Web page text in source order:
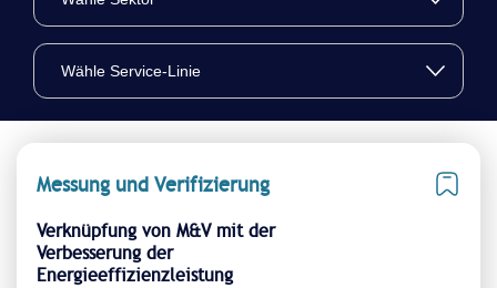
Messung und Verifizierung
Verknüpfung von M&V mit der
Verbesserung der
Energieeffizienzleistung